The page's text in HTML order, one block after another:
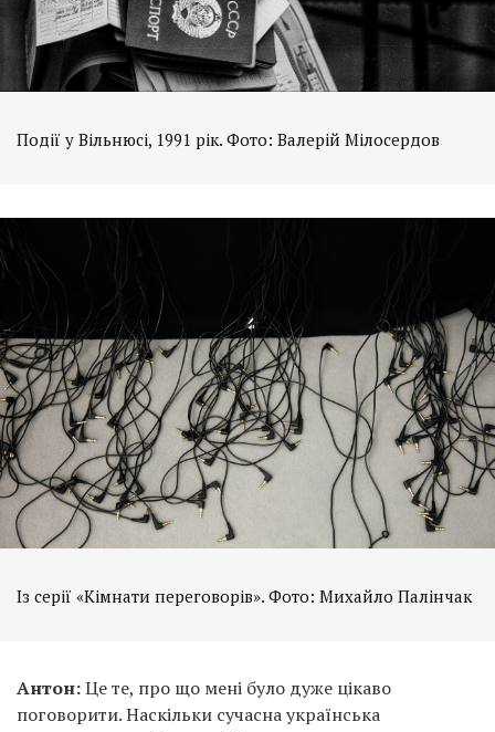
Події у Вільнюсі, 1991 рік. Фото: Валерій Мілосердов
Із серії «Кімнати переговорів». Фото: Михайло Палінчак
Антон:Це те, про що мені було дуже цікаво
поговорити. Наскільки сучасна українська